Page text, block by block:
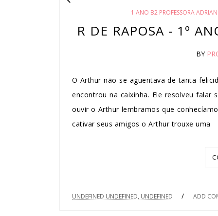
1 ANO B2 PROFESSORA
R DE RAPOSA - 1º
BY
O Arthur não se aguentava de tanta
encontrou na caixinha. Ele resolveu falar
ouvir o Arthur lembramos que
cativar seus amigos o Arthur trouxe uma
UNDEFINED UNDEFINED, UNDEFINED / ADD